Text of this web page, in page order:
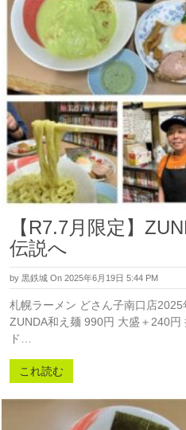
【R7.7月限定】
伝説へ
by 黒鉄城 On 2025年6月19日 5:44 PM
札幌ラーメン どさん子南口店2025
ZUNDA和え麺 990円 大盛＋240
ド…
これ読む